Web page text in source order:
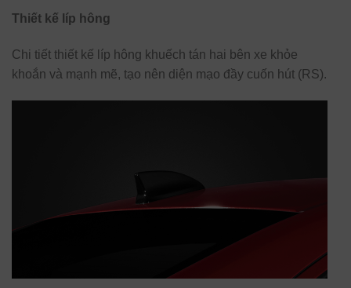
Thiết kế líp hông
Chi tiết thiết kế líp hông khuếch tán hai bên xe khỏe
khoắn và mạnh mẽ, tạo nên diện mạo đầy cuốn hút (RS).